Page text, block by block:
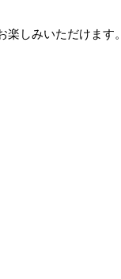
しみいただけます。